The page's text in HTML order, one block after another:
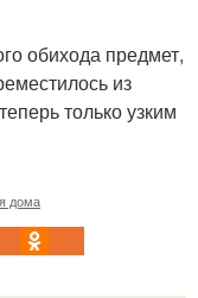
обихода предмет,
из
только узким
дома